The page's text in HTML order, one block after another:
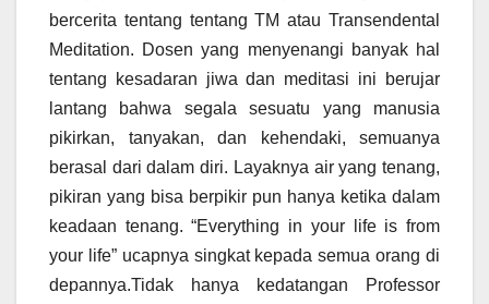
bercerita tentang tentang TM atau Transendental
Meditation. Dosen yang menyenangi banyak hal
tentang kesadaran jiwa dan meditasi ini berujar
lantang bahwa segala sesuatu yang manusia
pikirkan, tanyakan, dan kehendaki, semuanya
berasal dari dalam diri. Layaknya air yang tenang,
pikiran yang bisa berpikir pun hanya ketika dalam
keadaan tenang. “Everything in your life is from
your life” ucapnya singkat kepada semua orang di
depannya.Tidak hanya kedatangan Professor